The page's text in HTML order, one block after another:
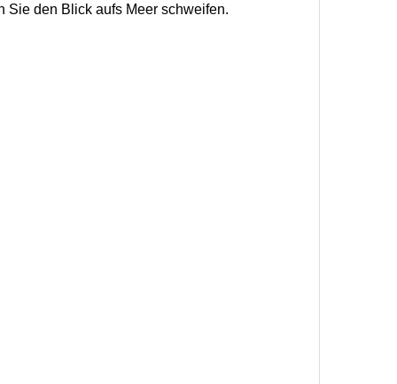
Sie den Blick aufs Meer schweifen.